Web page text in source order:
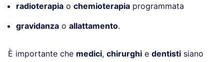
radioterapia o chemioterapia programmata
gravidanza o allattamento.
È importante che medici, chirurghi e dentisti siano